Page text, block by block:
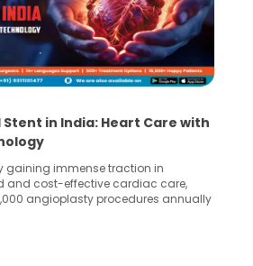
in India: Heart Care with
gaining immense traction in
and cost-effective cardiac care,
angioplasty procedures annually
treatments like angioplasty and